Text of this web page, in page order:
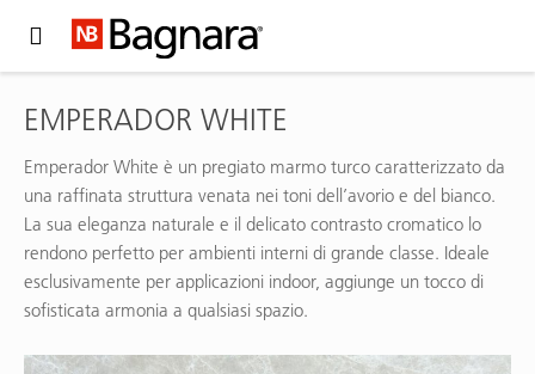
EMPERADOR WHITE
Emperador White è un pregiato marmo turco caratterizzato da
una raffinata struttura venata nei toni dell’avorio e del bianco.
La sua eleganza naturale e il delicato contrasto cromatico lo
rendono perfetto per ambienti interni di grande classe. Ideale
esclusivamente per applicazioni indoor, aggiunge un tocco di
sofisticata armonia a qualsiasi spazio.